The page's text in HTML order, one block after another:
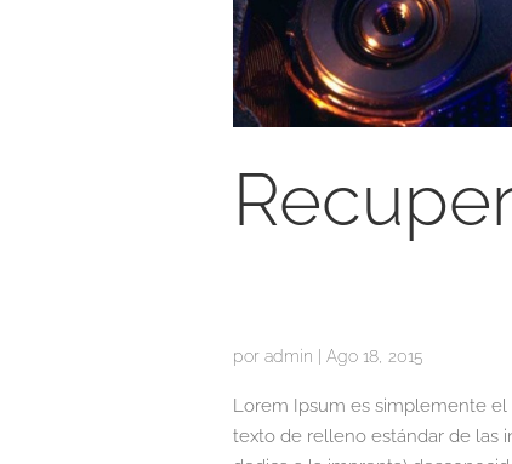
por admin Ago 18, 2015
Lorem Ipsum es simplemente
texto de relleno estándar de las